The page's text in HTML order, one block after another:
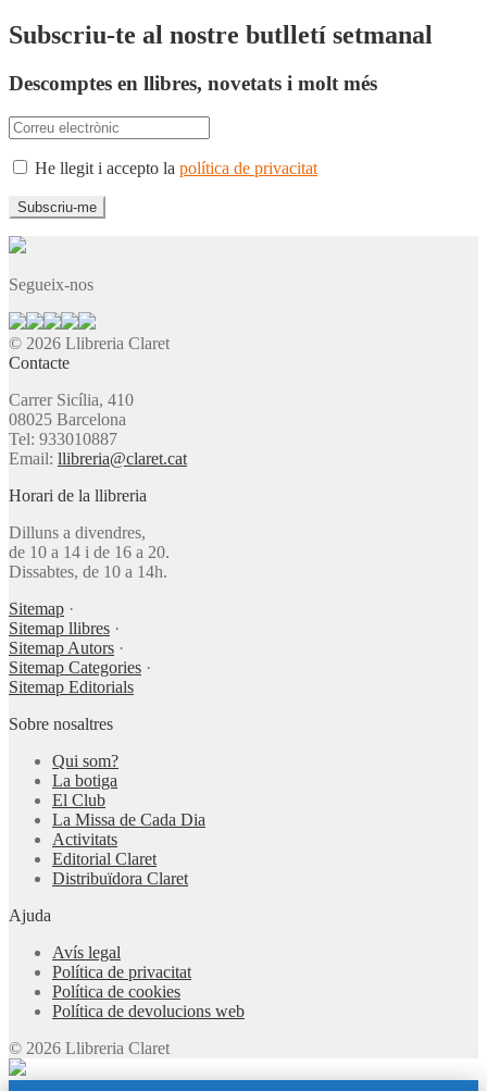
Subscriu-te al nostre butlletí setmanal
Descomptes en llibres, novetats i molt més
He llegit i accepto la política de privacitat
Segueix-nos
© 2026 Llibreria Claret
Contacte
Carrer Sicília, 410
08025 Barcelona
Tel: 933010887
Email: llibreria@claret.cat
Horari de la llibreria
Dilluns a divendres,
de 10 a 14 i de 16 a 20.
Dissabtes, de 10 a 14h.
Sitemap ·
Sitemap llibres ·
Sitemap Autors ·
Sitemap Categories ·
Sitemap Editorials
Sobre nosaltres
Qui som?
La botiga
El Club
La Missa de Cada Dia
Activitats
Editorial Claret
Distribuïdora Claret
Ajuda
Avís legal
Política de privacitat
Política de cookies
Política de devolucions web
© 2026 Llibreria Claret